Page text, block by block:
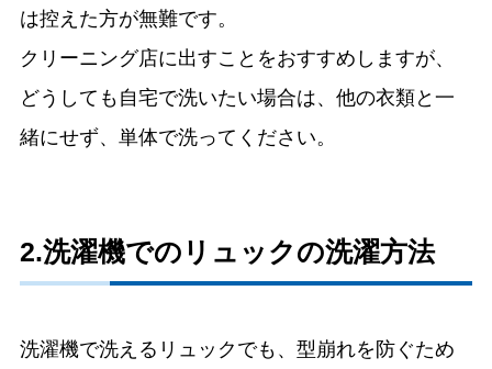
は控えた方が無難です。
クリーニング店に出すことをおすすめしますが、
どうしても自宅で洗いたい場合は、他の衣類と一
緒にせず、単体で洗ってください。
2.洗濯機でのリュックの洗濯方法
洗濯機で洗えるリュックでも、型崩れを防ぐため